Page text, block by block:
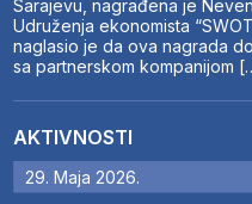
Sarajevu, nagrađena je
Udruženja ekonomista
naglasio je da ova nagrada
sa partnerskom kompanijom
AKTIVNOSTI
29. Maja 2026.